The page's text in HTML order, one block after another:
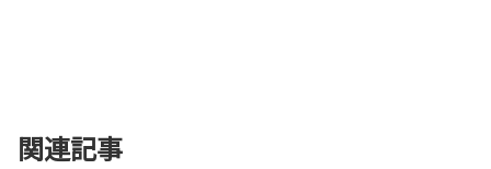
関連記事